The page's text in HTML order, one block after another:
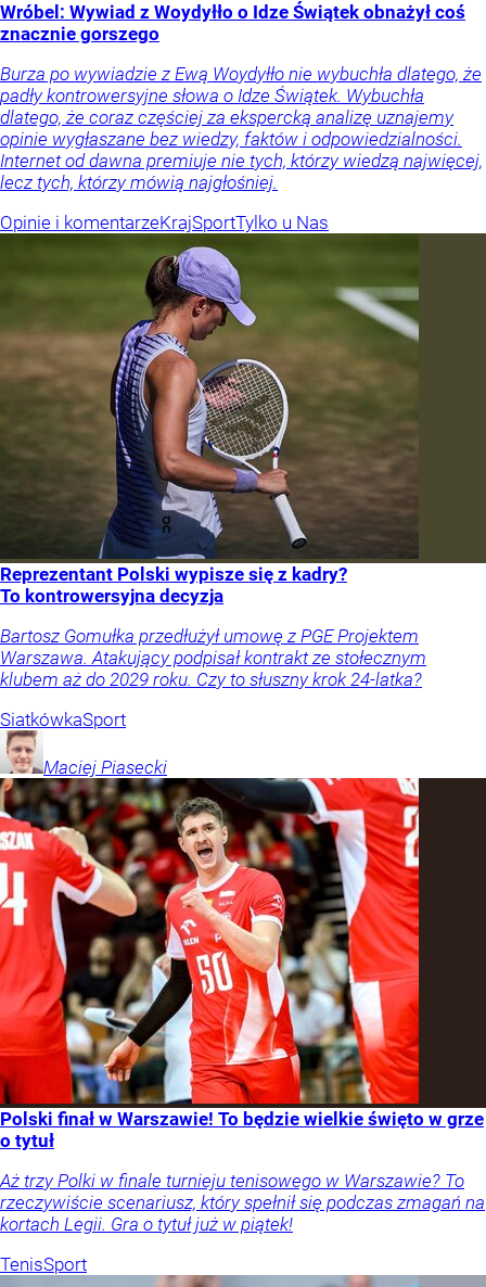
Wróbel: Wywiad z Woydyłło o Idze Świątek obnażył coś
znacznie gorszego
Burza po wywiadzie z Ewą Woydyłło nie wybuchła dlatego, że
padły kontrowersyjne słowa o Idze Świątek. Wybuchła
dlatego, że coraz częściej za ekspercką analizę uznajemy
opinie wygłaszane bez wiedzy, faktów i odpowiedzialności.
Internet od dawna premiuje nie tych, którzy wiedzą najwięcej,
lecz tych, którzy mówią najgłośniej.
Opinie i komentarzeKrajSportTylko u Nas
Reprezentant Polski wypisze się z kadry?
To kontrowersyjna decyzja
Bartosz Gomułka przedłużył umowę z PGE Projektem
Warszawa. Atakujący podpisał kontrakt ze stołecznym
klubem aż do 2029 roku. Czy to słuszny krok 24-latka?
SiatkówkaSport
Maciej Piasecki
Polski finał w Warszawie! To będzie wielkie święto w grze
o tytuł
Aż trzy Polki w finale turnieju tenisowego w Warszawie? To
rzeczywiście scenariusz, który spełnił się podczas zmagań na
kortach Legii. Gra o tytuł już w piątek!
TenisSport